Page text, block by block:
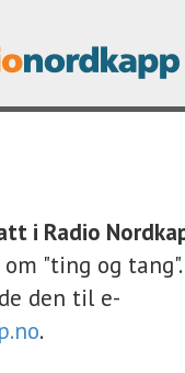
i Radio
"ting og
den til e-
.